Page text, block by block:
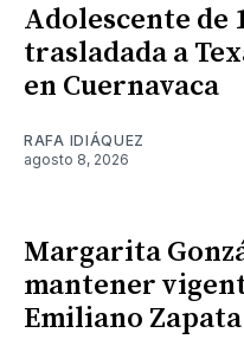
Adolescente de
trasladada a
en Cuernavaca
RAFA IDIÁQUEZ
agosto 8, 2026
Margarita
mantener
Emiliano Zapata